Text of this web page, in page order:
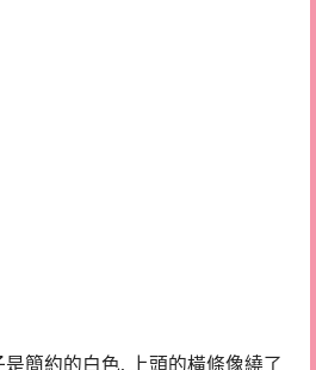
簡約的白色, 上頭的橫條像繞了